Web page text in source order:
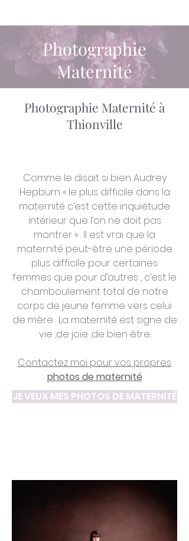
Photographie
Maternité
Photographie Maternité à
Thionville
Comme le disait si bien Audrey
Hepburn « le plus difficile dans la
maternité c’est cette inquiétude
intérieur que l’on ne doit pas
montrer » . Il est vrai que la
maternité peut-être une période
plus difficile pour certaines
femmes que pour d’autres , c’est le
chamboulement total de notre
corps de jeune femme vers celui
de mère . La maternité est signe de
vie ,de joie ,de bien être.
Contactez moi pour vos propres
photos de maternité
JE VEUX MES PHOTOS DE MATERNITÉ